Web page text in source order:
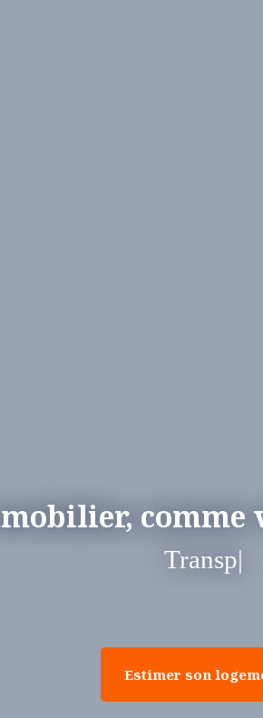
comme
Transparence
Estimer son